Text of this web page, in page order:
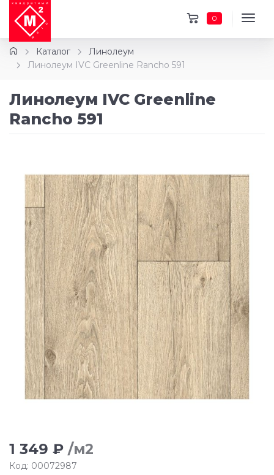
0
Каталог
Линолеум
Линолеум IVC Greenline Rancho 591
Линолеум IVC Greenline
Rancho 591
1 349 ₽ /м2
Код: 00072987